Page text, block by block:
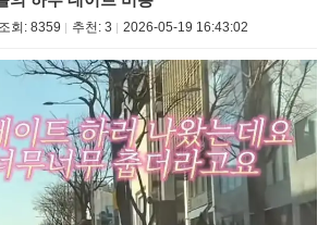
조회: 8359 추천: 3 2026-05-19 16:43:02